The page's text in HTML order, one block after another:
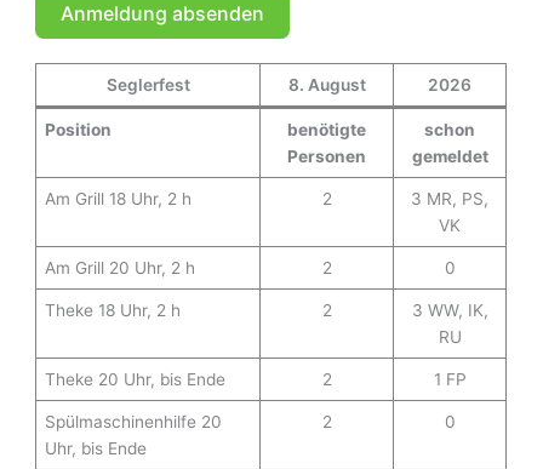
Anmeldung absenden
l
r
n
i
Seglerfest 8. August 2026
Position
benötigte
Personen
schon
gemeldet
Am Grill 18 Uhr, 2 h 2
3 MR, PS,
VK
Am Grill 20 Uhr, 2 h 2 0
Theke 18 Uhr, 2 h 2
3 WW, IK,
RU
Theke 20 Uhr, bis Ende 2 1 FP
Spülmaschinenhilfe 20
Uhr, bis Ende
2 0